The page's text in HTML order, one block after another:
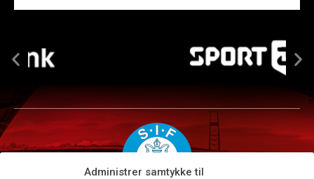
Administrer samtykke til